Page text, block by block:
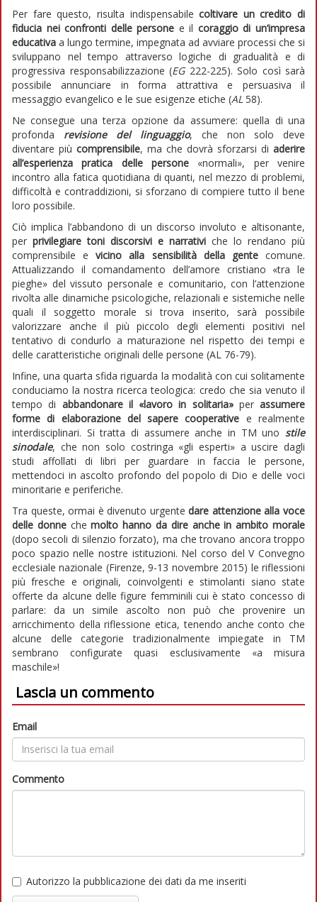
Per fare questo, risulta indispensabilecoltivare un credito di
fiducia nei confronti delle persone e il coraggio di un’impresa
educativa a lungo termine, impegnata ad avviare processi che si
sviluppano nel tempo attraverso logiche di gradualità e di
progressiva responsabilizzazione (EG222-225). Solo così sarà
possibile annunciare in forma attrattiva e persuasiva il
messaggio evangelico e le sue esigenze etiche (AL 58).
Ne consegue una terza opzione da assumere: quella di una
profonda revisione del linguaggio, che non solo deve
diventare più comprensibile, ma che dovrà sforzarsi di aderire
all’esperienza pratica delle persone «normali», per venire
incontro alla fatica quotidiana di quanti, nel mezzo di problemi,
difficoltà e contraddizioni, si sforzano di compiere tutto il bene
loro possibile.
Ciò implica l’abbandono di un discorso involuto e altisonante,
per privilegiare toni discorsivi e narrativi che lo rendano più
comprensibile evicino alla sensibilità della gentecomune.
Attualizzando il comandamento dell’amore cristiano «tra le
pieghe» del vissuto personale e comunitario, con l’attenzione
rivolta alle dinamiche psicologiche, relazionali e sistemiche nelle
quali il soggetto morale si trova inserito, sarà possibile
valorizzare anche il più piccolo degli elementi positivi nel
tentativo di condurlo a maturazione nel rispetto dei tempi e
delle caratteristiche originali delle persone (AL 76-79).
Infine, una quarta sfida riguarda la modalità con cui solitamente
conduciamo la nostra ricerca teologica: credo che sia venuto il
tempo di abbandonare il «lavoro in solitaria»per assumere
forme di elaborazione del sapere cooperative e realmente
interdisciplinari. Si tratta di assumere anche in TM uno stile
sinodale, che non solo costringa «gli esperti» a uscire dagli
studi affollati di libri per guardare in faccia le persone,
mettendoci in ascolto profondo del popolo di Dio e delle voci
minoritarie e periferiche.
Tra queste, ormai è divenuto urgentedare attenzione alla voce
delle donnechemolto hanno da dire anche in ambito morale
(dopo secoli di silenzio forzato), ma che trovano ancora troppo
poco spazio nelle nostre istituzioni. Nel corso del V Convegno
ecclesiale nazionale (Firenze, 9-13 novembre 2015) le riflessioni
più fresche e originali, coinvolgenti e stimolanti siano state
offerte da alcune delle figure femminili cui è stato concesso di
parlare: da un simile ascolto non può che provenire un
arricchimento della riflessione etica, tenendo anche conto che
alcune delle categorie tradizionalmente impiegate in TM
sembrano configurate quasi esclusivamente «a misura
maschile»!
Lascia un commento
Email
Commento
Autorizzo la pubblicazione dei dati da me inseriti